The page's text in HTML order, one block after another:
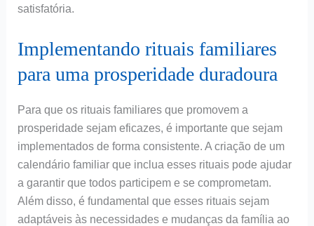
satisfatória.
Implementando rituais familiares
para uma prosperidade duradoura
Para que os rituais familiares que promovem a
prosperidade sejam eficazes, é importante que sejam
implementados de forma consistente. A criação de um
calendário familiar que inclua esses rituais pode ajudar
a garantir que todos participem e se comprometam.
Além disso, é fundamental que esses rituais sejam
adaptáveis às necessidades e mudanças da família ao